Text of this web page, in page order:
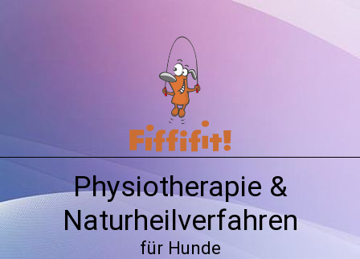
Physiotherapie &
Naturheilverfahren
für Hunde